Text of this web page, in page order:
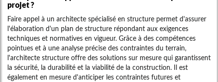
projet ?
Faire appel à un architecte spécialisé en structure permet d'assurer
l'élaboration d'un plan de structure répondant aux exigences
techniques et normatives en vigueur. Grâce à des compétences
pointues et à une analyse précise des contraintes du terrain,
l'architecte structure offre des solutions sur mesure qui garantissent
la sécurité, la durabilité et la viabilité de la construction. Il est
également en mesure d'anticiper les contraintes futures et